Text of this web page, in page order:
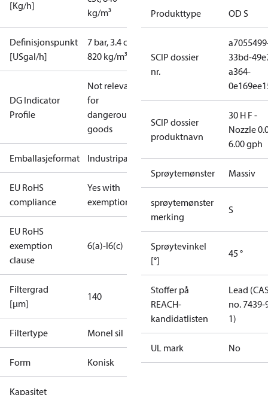
[Kg/h]
kg/m³
Definisjonspunkt
[USgal/h]
7 bar, 3.4 cSt,
820 kg/m³
DG Indicator
Profile
Not relevant
for
dangerous
goods
Emballasjeformat Industripakning
EU RoHS
compliance
Yes with
exemptions
EU RoHS
exemption
clause
6(a)-I6(c)
Filtergrad
[µm]
140
Filtertype Monel sil
Form Konisk
Kapasitet
Produkttype OD S
SCIP dossier
nr.
33bd-
a364-
SCIP dossier
produktnavn
30 H F -
Nozzle
6.00 gph
Sprøytemønster Massiv
sprøytemønster
merking
S
Sprøytevinkel
[°]
45 °
Stoffer på
REACH-
kandidatlisten
Lead
no. 7439-
1)
UL mark No